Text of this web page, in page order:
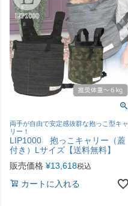
両手が自由で安定感抜群な抱っこ型キャ
リー！
LIP1000 抱っこキャリー（蓋
付き）Lサイズ【送料無料】
販売価格 ¥13,618税込
カートに入れる